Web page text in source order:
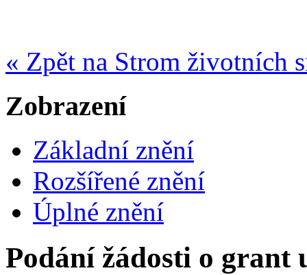
« Zpět na Strom životních
Zobrazení
Základní znění
Rozšířené znění
Úplné znění
Podání žádosti o grant